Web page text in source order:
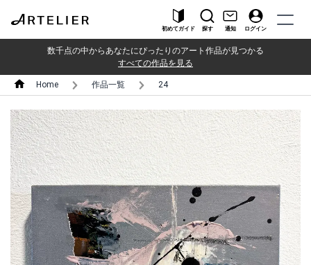
初めてガイド 探す 通知 ログイン
数千点の中からあなたにぴったりのアート作品が見つかる
すべての作品を見る
Home 作品一覧 24